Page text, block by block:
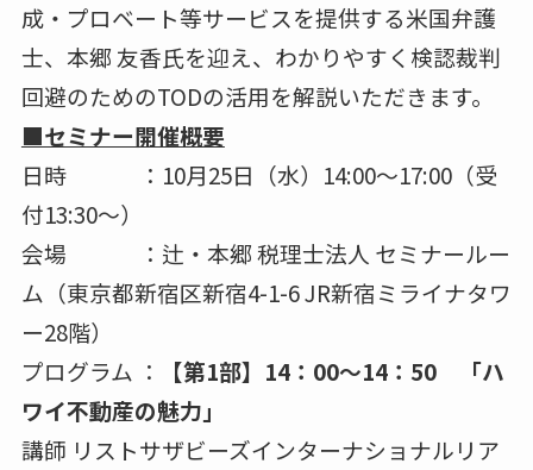
成・プロベート等サービスを提供する米国弁護
士、本郷 友香氏を迎え、わかりやすく検認裁判
回避のためのTODの活用を解説いただきます。
■セミナー開催概要
日時 ：10月25日（水）14:00～17:00（受
付13:30～）
会場 ：辻・本郷 税理士法人 セミナールー
ム（東京都新宿区新宿4-1-6 JR新宿ミライナタワ
ー28階）
プログラム ：
【第1部】14：00～14：50 「ハ
ワイ不動産の魅力」
講師 リストサザビーズインターナショナルリア